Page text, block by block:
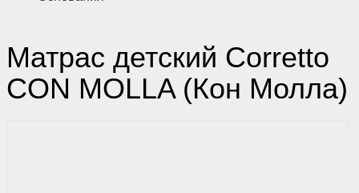
Матрас детский Corretto
CON MOLLA (Кон Молла)